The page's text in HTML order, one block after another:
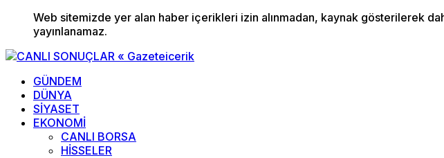
Web sitemizde yer alan haber içerikleri izin alınmadan, kaynak gösterilerek
yayınlanamaz.
GÜNDEM
DÜNYA
SİYASET
EKONOMİ
CANLI BORSA
HİSSELER